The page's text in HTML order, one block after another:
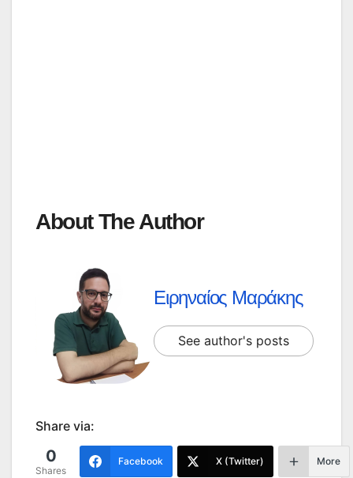
About The Author
Ειρηναίος Μαράκης
See author's posts
Share via:
0
Shares
Facebook X (Twitter) More